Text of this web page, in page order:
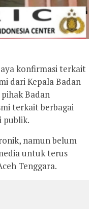
konfirmasi terkait
dari Kepala Badan
Badan
terkait berbagai
publik.
namun belum
untuk terus
Tenggara.